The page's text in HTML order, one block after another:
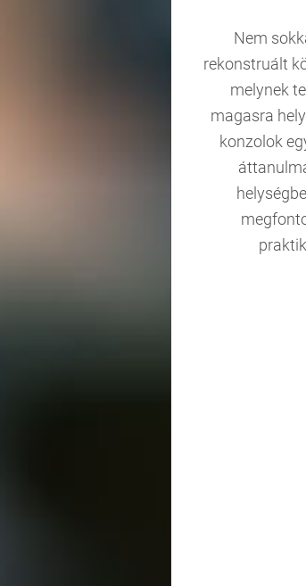
Nem
rekonstruált
melynek
magasra
konzolok